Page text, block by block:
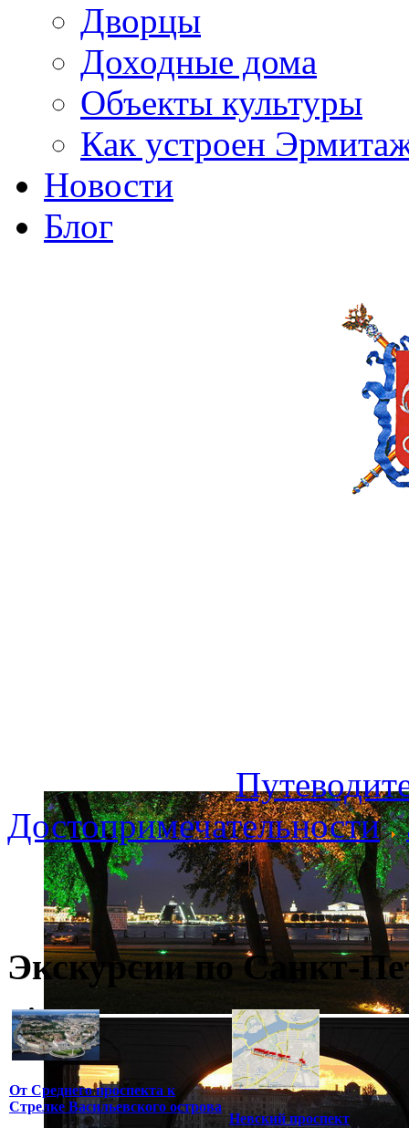
Дворцы
Доходные дома
Объекты культуры
Как устроен
Новости
Блог
Достопримечательности
Экскурсии по Санкт-
От Среднего проспекта к
Стрелке Васильевского острова
Невский проспект